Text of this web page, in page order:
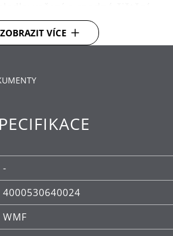
teplo přenáší rychle, dlouho
energii.
ZOBRAZIT VÍCE
-
4000530640024
WMF